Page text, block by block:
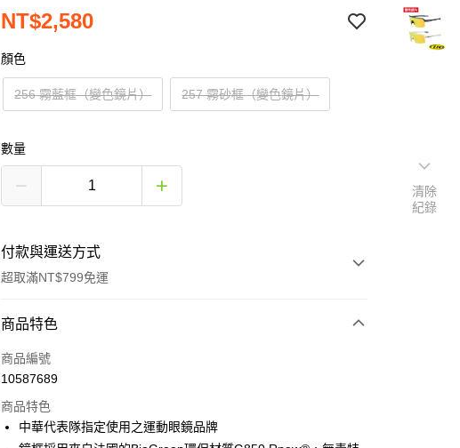
NT$2,580
顏色
256 霧藍框（變色鏡片） 257 霧砂框（變色鏡片）
數量
付款與運送方式
超取滿NT$799免運
付款方式
信用卡一次付款
3 期 0 利率 每期 NT$860
合作金庫商業銀行
第一商業銀行
6 期 0 利率 每期NT$430 21家銀行
商品特色
商品編號
10587689
商品特色
中華代表隊指定使用之運動眼鏡品牌
清除
紀錄